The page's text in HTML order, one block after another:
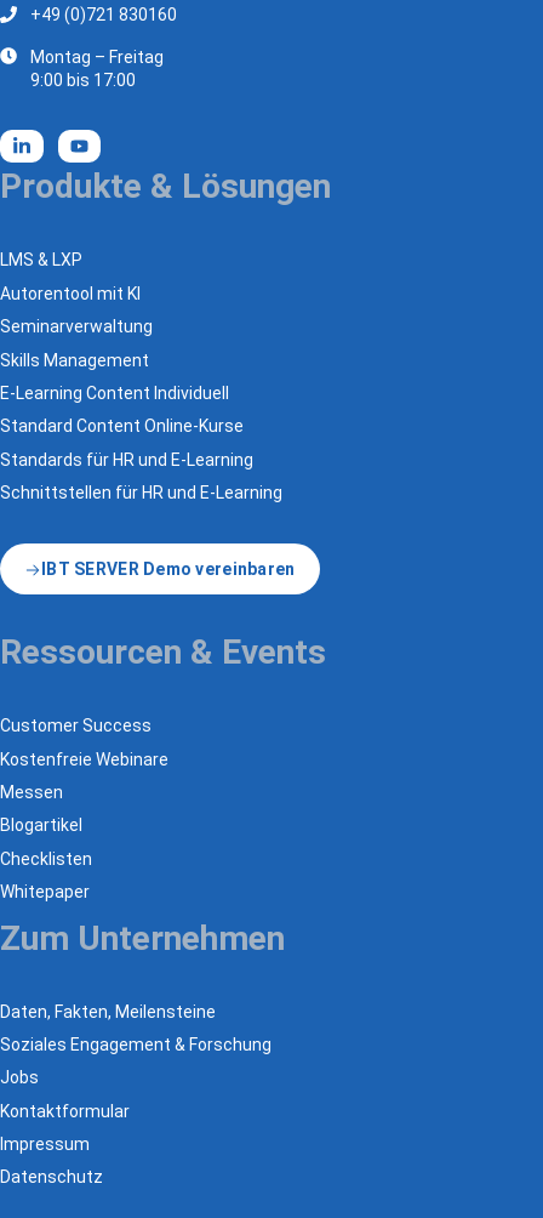
+49 (0)721 830160
Montag – Freitag
9:00 bis 17:00
Produkte & Lösungen
LMS & LXP
Autorentool mit KI
Seminarverwaltung
Skills Management
E-Learning Content Individuell
Standard Content Online-Kurse
Standards für HR und E-Learning
Schnittstellen für HR und E-Learning
IBT SERVER Demo vereinbaren
Ressourcen & Events
Customer Success
Kostenfreie Webinare
Messen
Blogartikel
Checklisten
Whitepaper
Zum Unternehmen
Daten, Fakten, Meilensteine
Soziales Engagement & Forschung
Jobs
Kontaktformular
Impressum
Datenschutz